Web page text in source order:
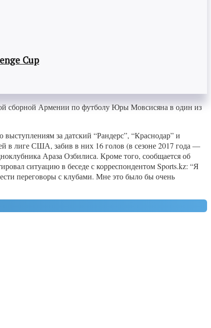
Cup
сборной Армении по футболу Юры Мовсисяна в один из
за датский “Рандерс”, “Краснодар” и
в лиге США, забив в них 16 голов (в сезоне 2017 года —
Араза Озбилиса. Кроме того, сообщается об
ситуацию в беседе с корреспондентом Sports.kz: “Я
переговоры с клубами. Мне это было бы очень